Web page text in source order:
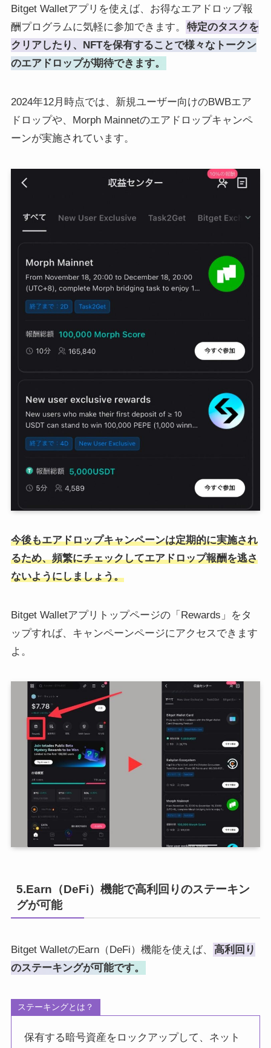
Bitget Walletアプリを使えば、お得なエアドロップ報
酬プログラムに気軽に参加できます。
特定のタスクを
クリアしたり、NFTを保有することで様々なトークン
のエアドロップが期待できます。
2024年12月時点では、新規ユーザー向けのBWBエア
ドロップや、Morph Mainnetのエアドロップキャンペ
ーンが実施されています。
今後もエアドロップキャンペーンは定期的に実施され
るため、頻繁にチェックしてエアドロップ報酬を逃さ
ないようにしましょう。
Bitget Walletアプリトップページの「Rewards」をタ
ップすれば、キャンペーンページにアクセスできます
よ。
5.Earn（DeFi）機能で高利回りのステーキン
グが可能
Bitget WalletのEarn（DeFi）機能を使えば、
高利回り
のステーキングが可能です。
ステーキングとは？
保有する暗号資産をロックアップして、ネット